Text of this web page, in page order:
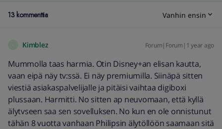
13 kommenttia Vanhin ensin
Kimblez Forum|Forum|1 year ago
Mummolla taas harmia. Otin Disney+an elisan kautta,
vaan eipä näy tv:ssä. Ei näy premiumilla. Siinäpä sitten
viestiä asiakaspalvelijalle ja pitäisi vaihtaa digiboxi
plussaan. Harmitti. No sitten ap neuvomaan, että kyllä
älytvseen saa sen sovelluksen. No kun en ole onnistunut
tähän 8 vuotta vanhaan Philipsin älytöllöön saamaan sitä